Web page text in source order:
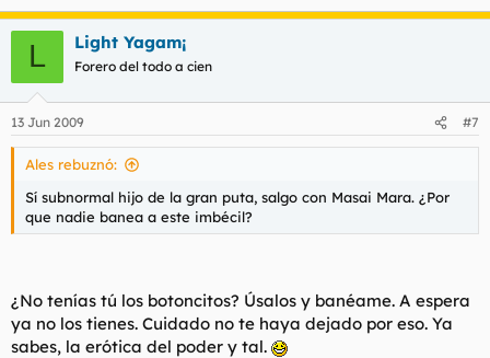
L Light Yagam¡
Forero del todo a cien
13 Jun 2009 #7
Ales rebuznó:
Sí subnormal hijo de la gran puta, salgo con Masai Mara. ¿Por
que nadie banea a este imbécil?
¿No tenías tú los botoncitos? Úsalos y banéame. A espera
ya no los tienes. Cuidado no te haya dejado por eso. Ya
sabes, la erótica del poder y tal.